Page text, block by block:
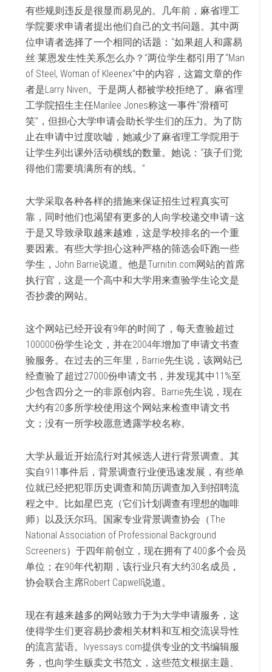
有些规则违反是很显而易见的。几年前，麻省理工
学院要求申请者提出他们自己的文书问题。其中两
位申请者选择了一个相同的话题：“如果超人和露易
丝·莱恩发生性关系怎么办？”两位学生都引用了“Man
of Steel, Woman of Kleenex”中的内容，这篇文章的作
者是Larry Niven。于是两人都被学校拒绝了。麻省理
工学院招生主任Marilee Jones称这一事件“滑稽可
笑”，但担心大学申请会助长学生们的压力。为了防
止在申请中过度吹嘘，她减少了麻省理工学院用于
让学生列出课外活动横线的数量。她说：“孩子们觉
得他们需要填满所有的线。”
大学采取各种各样的措施来保证招生过程真实可
靠，同时他们也渴望有更多的人向学校递交申请–这
于是又导致录取越来越难，这是学校排名的一个重
要因素。有些大学担心这种严格的筛选会吓跑一些
学生，John Barrie说道。他是Turnitin.com网站的首席
执行官，这是一个高中和大学用来查验学生论文是
否抄袭的网站。
这个网站已经开设有9年的时间了，每天查验超过
100000份学生论文，并在2004年增加了申请文书查
验服务。在过去的三年里，Barrie先生说，该网站已
经查验了超过27000份申请文书，并发现其中11%至
少包含四分之一的非原创内容。Barrie先生说，现在
大约有20多所学校使用这个网站来检查申请文书
文；没有一所学校愿意透露学校名称。
大学从最近开始流行对其候选人进行背景调查。其
实自911事件后，背景调查行业便迅速发展，有些单
位就已经把犯罪历史调查和简历调查加入到招聘流
程之中。比如星巴克（它们计划调查有理想的咖啡
师）以及沃尔玛。国家专业背景调查协会（The
National Association of Professional Background
Screeners）于四年前创立，现在拥有了400多个会员
单位；在90年代初期，该行业只有大约30名成员，
协会联合主席Robert Capwell说道。
现在有越来越多的网站致力于为大学申请服务，这
使得学生们更容易抄袭相关材料和互相交流误导性
的流言蜚语。Ivyessays.com提供专业的文书编辑服
务，也向学生贩卖文书范文，这些范文根据主题、